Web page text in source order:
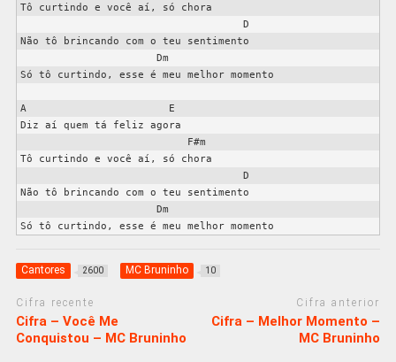
Tô curtindo e você aí, só chora
Não tô brincando com o teu sentimento
Só tô curtindo, esse é meu melhor momento
A                       E
Diz aí quem tá feliz agora
Tô curtindo e você aí, só chora
Não tô brincando com o teu sentimento
Cantores 2600 MC Bruninho 10
Cifra recente
Cifra – Você Me
Conquistou – MC Bruninho
Cifra anterior
Cifra – Melhor Momento –
MC Bruninho